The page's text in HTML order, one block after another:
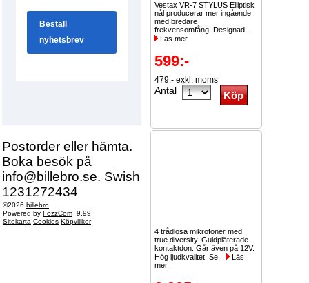
Postorder eller hämta.
Boka besök på
info@billebro.se. Swish
1231272434
©2026 billebro
Powered by FozzCom 9.99
Sitekarta Cookies Köpvillkor
Vestax VR-7 STYLUS Elliptisk
nål producerar mer ingående
med bredare
frekvensomfång. Designad...
Läs mer
599:-
479:- exkl. moms
Antal
4 trådlösa mikrofoner med
true diversity. Guldpläterade
kontaktdon. Går även på 12V.
Hög ljudkvalitet! Se...
Läs
mer